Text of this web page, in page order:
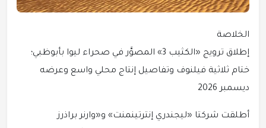
الخلاصة
إطلاق ترويج «الكثيب 3» المصوَّر في صحراء ليوا بأبوظبي؛
ختام ثلاثية فيلنوف وتفاصيل إنتاج محلي واسع وعرضه
ديسمبر 2026
أطلقت شركتا «ليجندري إنترتينمنت» و«وارنر براذرز